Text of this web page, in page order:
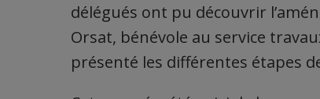
délégués ont pu découvrir
Orsat, bénévole au service
présenté les différentes étapes